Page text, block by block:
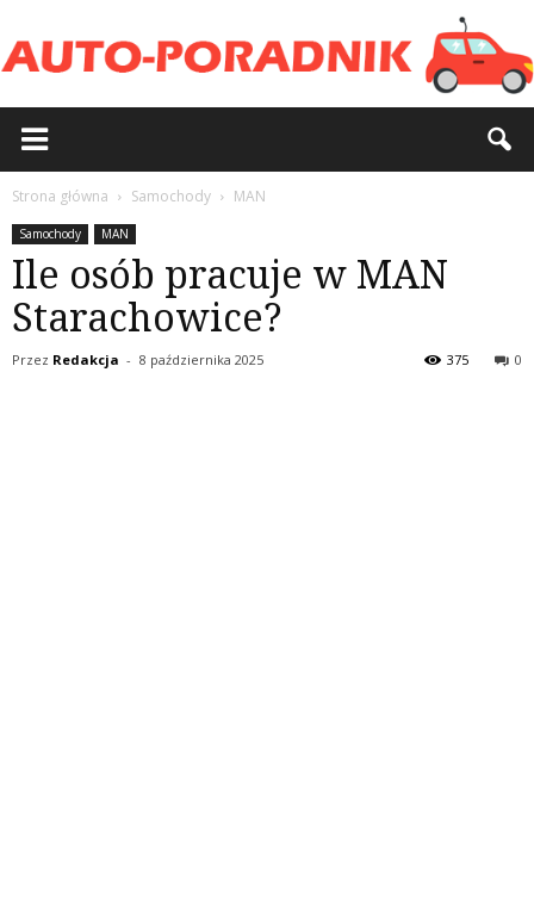
Strona główna Samochody MAN
Samochody MAN
Ile osób pracuje w MAN
Starachowice?
Przez Redakcja - 8 października 2025 0
375